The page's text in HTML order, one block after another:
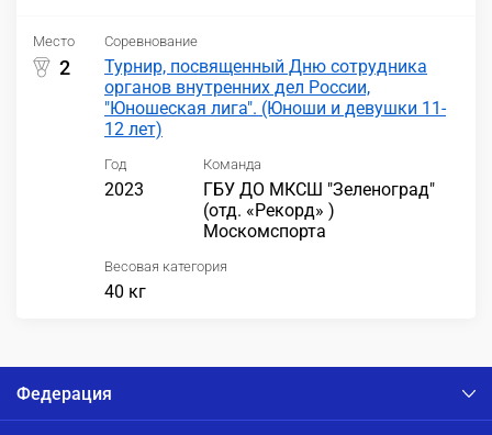
Место
2
Соревнование
Турнир, посвященный Дню сотрудника
органов внутренних дел России,
"Юношеская лига". (Юноши и девушки 11-
12 лет)
Год
2023
Команда
ГБУ ДО МКСШ "Зеленоград"
(отд. «Рекорд» )
Москомспорта
Весовая категория
40 кг
Федерация